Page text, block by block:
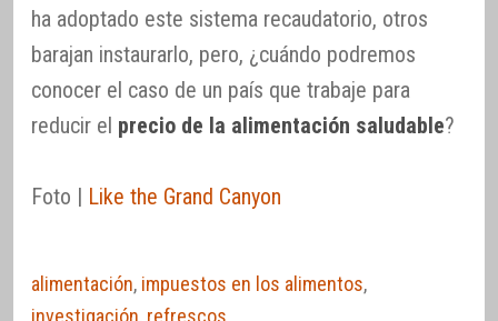
ha adoptado este sistema recaudatorio, otros
barajan instaurarlo, pero, ¿cuándo podremos
conocer el caso de un país que trabaje para
reducir el precio de la alimentación saludable?
Foto | Like the Grand Canyon
alimentación, impuestos en los alimentos,
investigación, refrescos